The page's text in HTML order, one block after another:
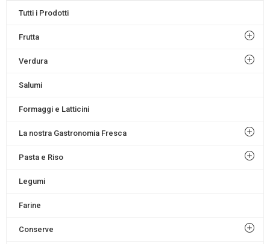
Tutti i Prodotti
Frutta
Verdura
Salumi
Formaggi e Latticini
La nostra Gastronomia Fresca
Pasta e Riso
Legumi
Farine
Conserve